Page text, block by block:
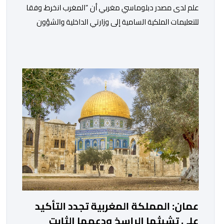
علم لدى مصدر دبلوماسي مغربي أن “المغرب انخرط، وفقا
للتعليمات الملكية السامية إلى وزارتي الداخلية والشؤون
أن المملكة المغربية مستعدة للتنسيق مع شركائها الإسبان
والأوروبيين من أجل إعادة القاصرين غير المرفوقين. وأعرب
المصدر ذاته عن الأسف لكونه “في […]
عمان: المملكة المغربية تجدد التأكيد